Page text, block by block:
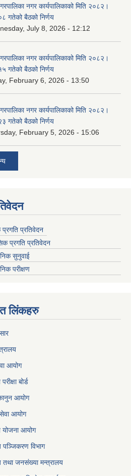
नगर कार्यपालिकाको मिति २०८२।
गतेको बैठको निर्णय
July 8, 2026 - 12:12
नगर कार्यपालिकाको मिति २०८२।
गतेको बैठको निर्णय
February 6, 2026 - 13:50
नगर कार्यपालिकाको मिति २०८२।
गतेको बैठको निर्णय
February 5, 2026 - 15:06
प्रगति प्रतिवेदन
प्रगति प्रतिवेदन
सुनुवाई
परीक्षण
लिंकहरु
आयोग
बोर्ड
आयोग
आयोग
योजना आयोग
पञ्जिकरण विभाग
तथा जनसंख्या मन्त्रालय